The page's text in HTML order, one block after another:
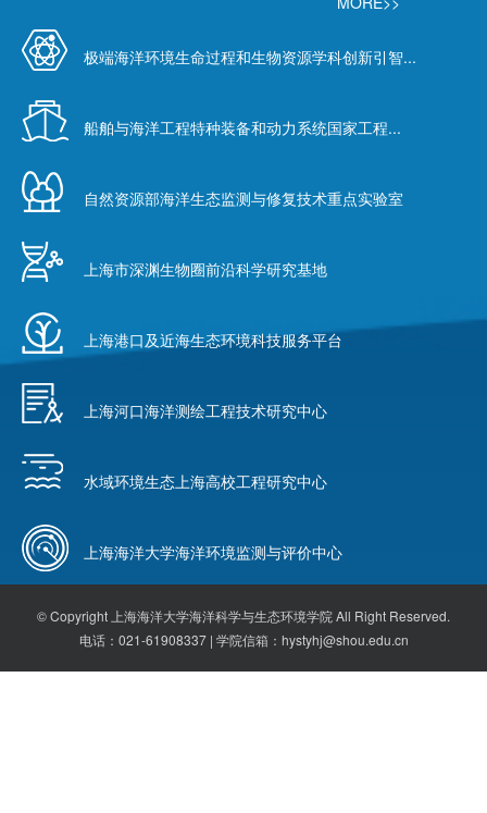
极端海洋环境生命过程和生物资源学科创新引智...
船舶与海洋工程特种装备和动力系统国家工程...
自然资源部海洋生态监测与修复技术重点实验室
上海市深渊生物圈前沿科学研究基地
上海港口及近海生态环境科技服务平台
上海河口海洋测绘工程技术研究中心
水域环境生态上海高校工程研究中心
上海海洋大学海洋环境监测与评价中心
© Copyright 上海海洋大学海洋科学与生态环境学院 All Right Reserved.
电话：021-61908337 | 学院信箱：hystyhj@shou.edu.cn